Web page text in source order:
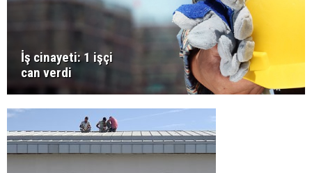
İş cinayeti: 1 işçi
can verdi